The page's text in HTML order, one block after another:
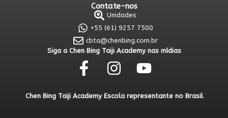
Contate-nos
Unidades
+55 (61) 9257 7500
cbta@chenbing.com.br
Siga a Chen Bing Taiji Academy nas mídias
Chen Bing Taiji Academy Escola representante no Brasil